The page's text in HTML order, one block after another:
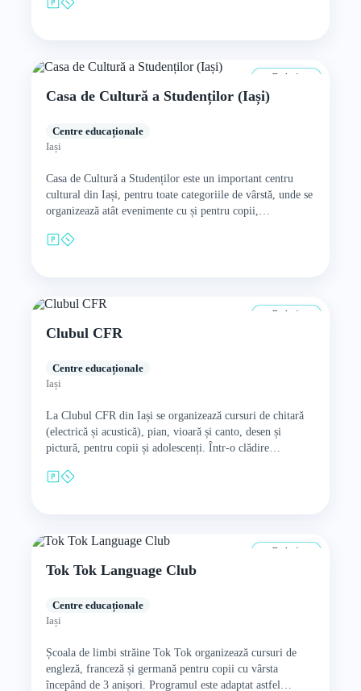
De la 4 ani
Casa de Cultură a Studenților (Iași)
Centre educaționale
Iași
Casa de Cultură a Studenților este un important centru
cultural din Iași, pentru toate categoriile de vârstă, unde se
organizează atât evenimente cu și pentru copii,…
De la 4 ani
Clubul CFR
Centre educaționale
Iași
La Clubul CFR din Iași se organizează cursuri de chitară
(electrică și acustică), pian, vioară și canto, desen și
pictură, pentru copii și adolescenți. Într-o clădire…
De la 4 ani
Tok Tok Language Club
Centre educaționale
Iași
Școala de limbi străine Tok Tok organizează cursuri de
engleză, franceză și germană pentru copii cu vârsta
începând de 3 anișori. Programul este adaptat astfel